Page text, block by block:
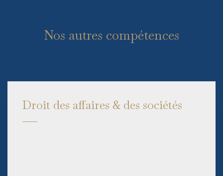
Nos autres compétences
Droit des affaires & des sociétés